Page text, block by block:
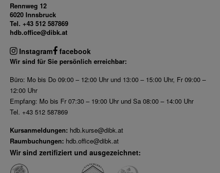
Rennweg 12
6020 Innsbruck
Tel. +43 512 587869
hdb.office@dibk.at
Instagram facebook
Wir sind für Sie persönlich erreichbar:
Büro: Mo bis Do 09:00 – 12:00 Uhr und 13:00 – 15:00 Uhr, Fr 09:00 –
12:00 Uhr
Empfang: Mo bis Fr 07:30 – 19:00 Uhr und Sa 08:00 – 14:00 Uhr
Tel. +43 512 587869
Kursanmeldungen: hdb.kurse@dibk.at
Raumbuchungen: hdb.office@dibk.at
Wir sind zertifiziert und ausgezeichnet: